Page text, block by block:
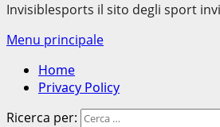
Invisiblesports il sito degli sport
Menu principale
Home
Privacy Policy
Ricerca per: